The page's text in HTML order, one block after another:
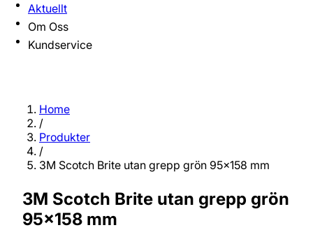
Aktuellt
Om Oss
Kundservice
Home
/
Produkter
/
3M Scotch Brite utan grepp grön 95x158 mm
3M Scotch Brite utan grepp grön
95x158 mm